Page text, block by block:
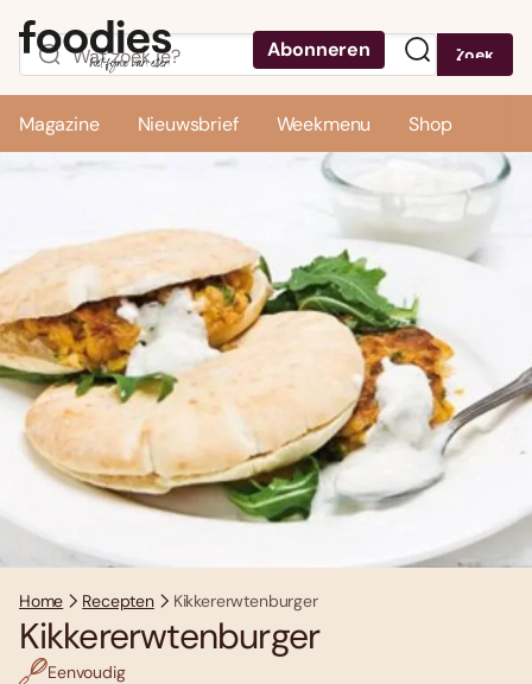
Abonneren Zoek
Magazine Nieuwsbrief Weekmenu Shop
Home Recepten Kikkererwtenburger
Kikkererwtenburger
Eenvoudig